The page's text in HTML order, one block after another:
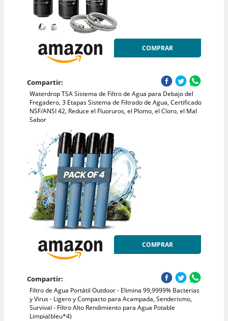
COMPRAR
Compartir:
Waterdrop TSA Sistema de Filtro de Agua para Debajo del
Fregadero, 3 Etapas Sistema de Filtrado de Agua, Certificado
NSF/ANSI 42, Reduce el Fluoruros, el Plomo, el Cloro, el Mal
Sabor
COMPRAR
Compartir:
Filtro de Agua Portátil Outdoor - Elimina 99,9999% Bacterias
y Virus - Ligero y Compacto para Acampada, Senderismo,
Survival - Filtro Alto Rendimiento para Agua Potable
Limpia(bleu*4)